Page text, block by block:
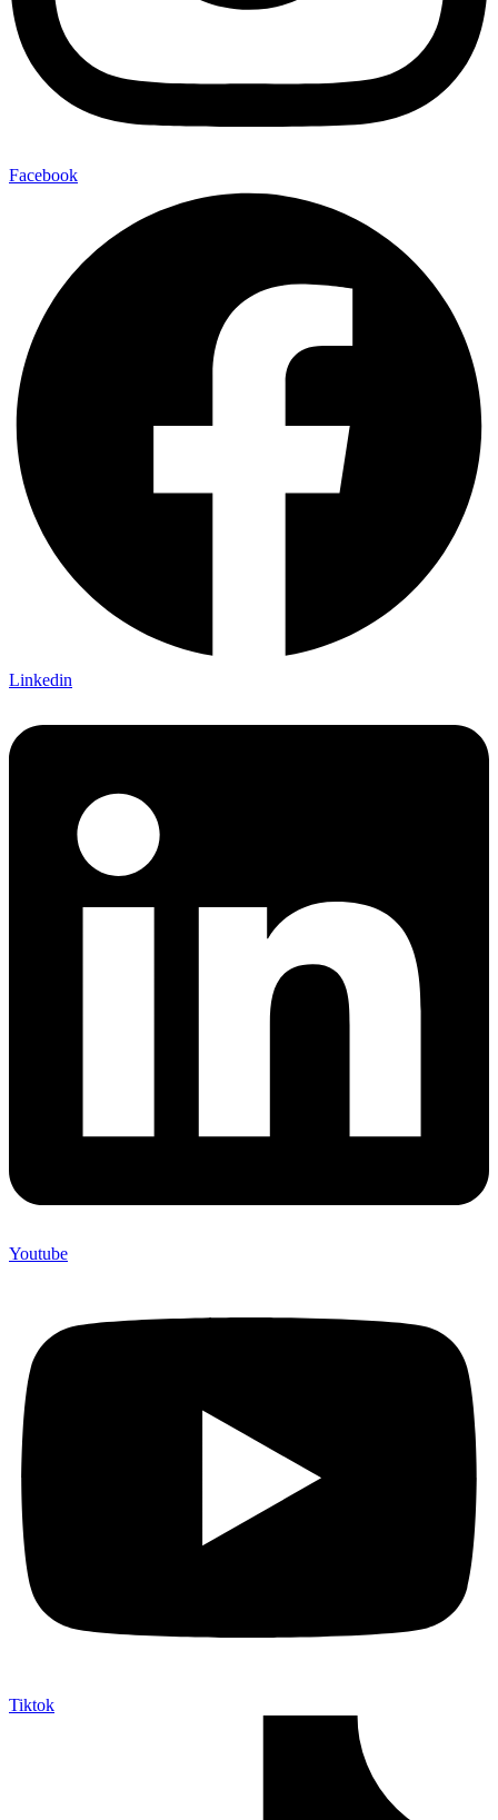
Facebook
Linkedin
Youtube
Tiktok